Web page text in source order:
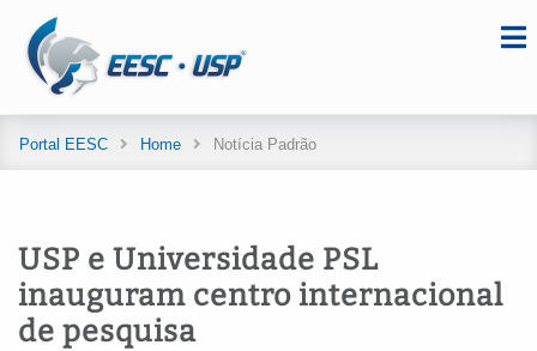
Portal EESC Home Notícia Padrão
USP e Universidade PSL
inauguram centro internacional
de pesquisa